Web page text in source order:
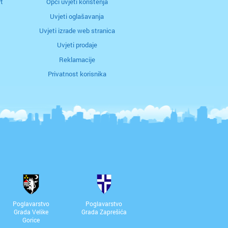
Uvjeti oglašavanja
Uvjeti izrade web stranica
Uvjeti prodaje
Reklamacije
Privatnost korisnika
Poglavarstvo
Grada Velike
Gorice
Poglavarstvo
Grada Zaprešića